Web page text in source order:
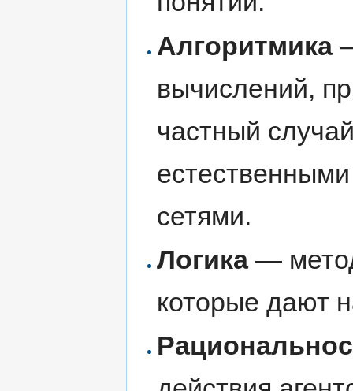
Алгоритмика
вычислений,
частный
сетями.
Логика—
которые дают